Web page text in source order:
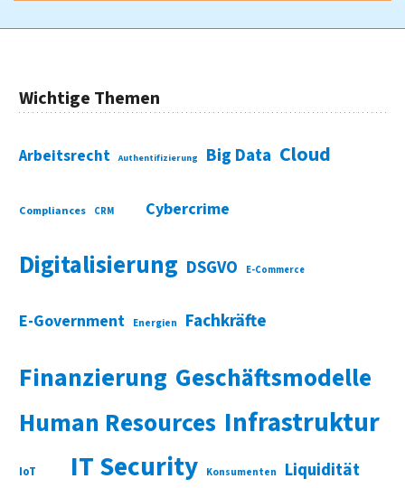
Wichtige Themen
Arbeitsrecht Authentifizierung Big Data Cloud
Compliances CRM Cybercrime
Digitalisierung DSGVO E-Commerce
E-Government Energien Fachkräfte
Finanzierung Geschäftsmodelle
Human Resources Infrastruktur
IoT IT Security Konsumenten Liquidität